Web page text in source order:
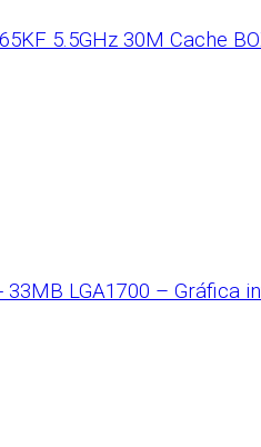
5.5GHz 30M Cache
LGA1700 – Gráfica